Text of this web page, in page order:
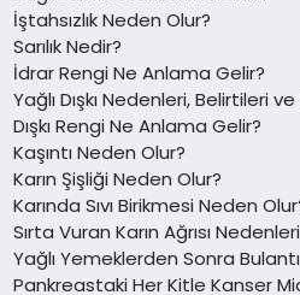
İştahsızlık Neden Olur?
Sarılık Nedir?
İdrar Rengi Ne Anlama Gelir?
Yağlı Dışkı Nedenleri, Belirtileri
Dışkı Rengi Ne Anlama Gelir?
Kaşıntı Neden Olur?
Karın Şişliği Neden Olur?
Karında Sıvı Birikmesi Neden
Sırta Vuran Karın Ağrısı Nedenleri
Yağlı Yemeklerden Sonra
Pankreastaki Her Kitle Kanser